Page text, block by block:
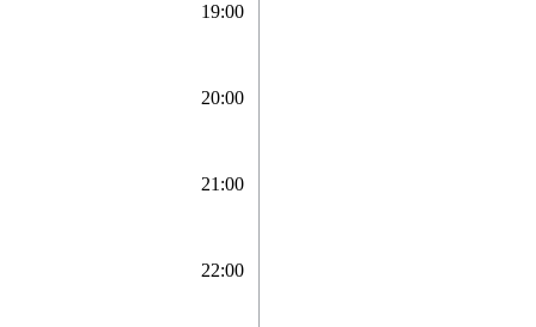
19:00
20:00
21:00
22:00